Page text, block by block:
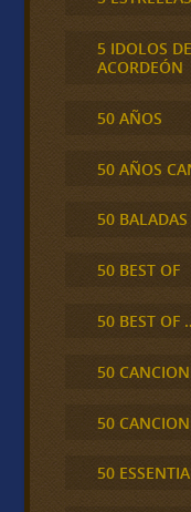
5 IDOLOS
ACORDEÓN
50 AÑOS
50 AÑOS
50
50 BEST OF
50 BEST OF
50
50
50